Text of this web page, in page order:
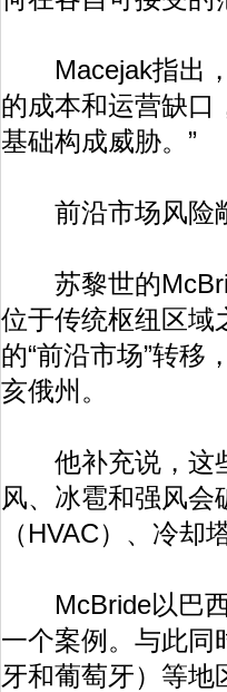
Macejak指出，
的成本和运营缺口
基础构成威胁。”
前沿市场风险
苏黎世的
位于传统枢纽区域
的“前沿市场”转移
亥俄州。
他补充说，这些
风、冰雹和强风
（HVAC）、冷却
McBride以巴西
一个案例。与此同
牙和葡萄牙）等